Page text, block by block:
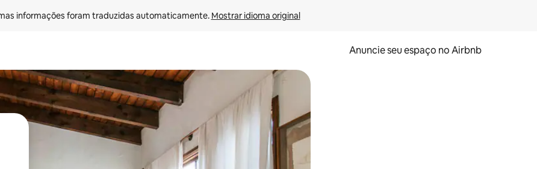
informações foram traduzidas automaticamente. Mostrar idioma original
Anuncie seu espaço no Airbnb